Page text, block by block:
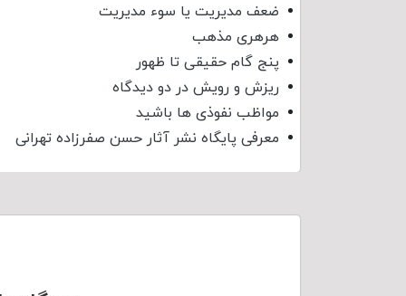
ضعف مدیریت یا سوء مدیریت
هرهری مذهب
پنج گام حقیقی تا ظهور
ریزش و رویش در دو دیدگاه
مواظب نفوذی‌ ها باشید
معرفی پایگاه نشر آثار حسن صفرزاده تهرانی